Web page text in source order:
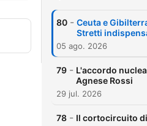
80 - Ceuta e
Stretti
05 ago. 2026
79 - L'accordo
Agnese Rossi
29 jul. 2026
78 - Il cortocircuito